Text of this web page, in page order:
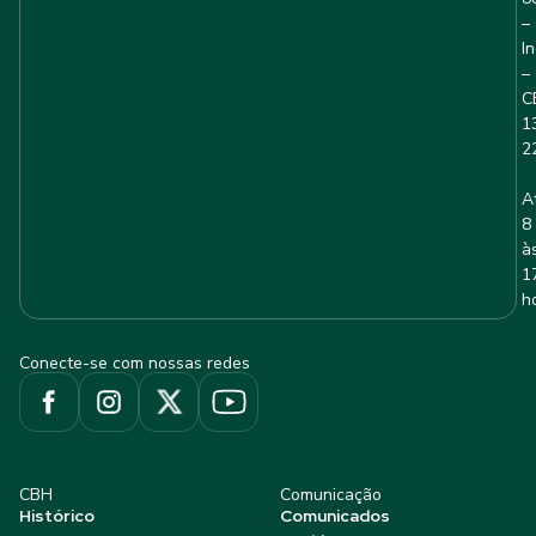
–
–
8
Conecte-se com nossas redes
CBH
Histórico
Comunicação
Comunicados